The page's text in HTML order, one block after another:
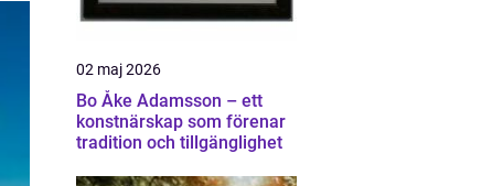
02 maj 2026
Bo Åke Adamsson – ett
konstnärskap som förenar
tradition och tillgänglighet